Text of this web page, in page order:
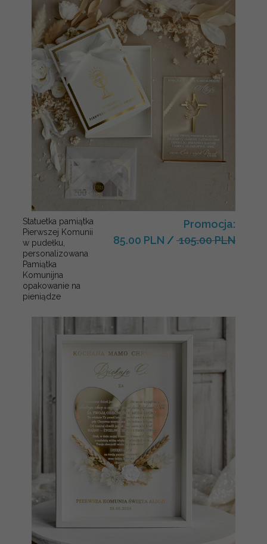
Statuetka pamiątka
Pierwszej Komunii
w pudełku,
personalizowana
Pamiątka
Komunijna
opakowanie na
pieniądze
Promocja:
85.00 PLN / 105.00 PLN